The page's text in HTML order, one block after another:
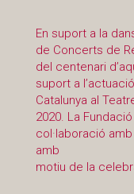
En suport a la
de Concerts de
del centenari
suport a
Catalunya al
2020. La
col·laboració
amb
motiu de la